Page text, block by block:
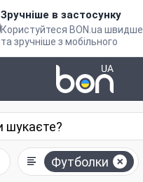
Зручніше в застосунку
Користуйтеся BON.ua швидше
та зручніше з мобільного
Футболки